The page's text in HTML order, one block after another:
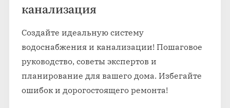
канализация
Создайте идеальную систему
водоснабжения и канализации! Пошаговое
руководство, советы экспертов и
планирование для вашего дома. Избегайте
ошибок и дорогостоящего ремонта!